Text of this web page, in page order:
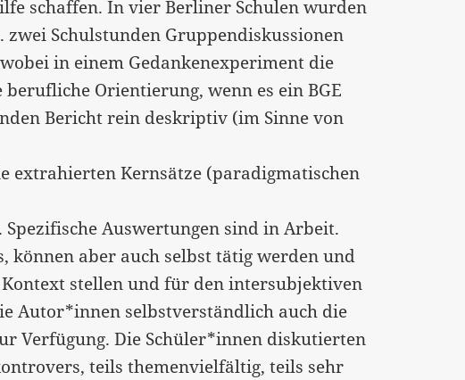
schaffen. In vier Berliner Schulen wurden
Schulstunden Gruppendiskussionen
wobei in einem Gedankenexperiment die
Orientierung, wenn es ein BGE
Bericht rein deskriptiv (im Sinne von
extrahierten Kernsätze (paradigmatischen
Auswertungen sind in Arbeit.
können aber auch selbst tätig werden und
stellen und für den intersubjektiven
Autor*innen selbstverständlich auch die
Verfügung. Die Schüler*innen diskutierten
teils themenvielfältig, teils sehr